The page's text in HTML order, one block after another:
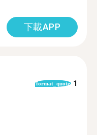
下載APP
format_quote 1